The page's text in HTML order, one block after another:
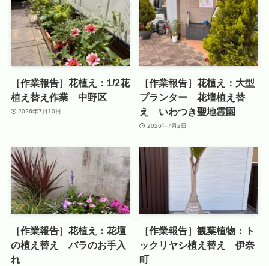
［作業報告］花植え：1/2花
植え替え作業 中野区
2026年7月10日
［作業報告］花植え：大型
プランター 花壇植え替
え いわつき聖地霊園
2026年7月2日
［作業報告］花植え：花壇
の植え替え バラのお手入
れ
［作業報告］観葉植物：ト
ックリヤシ植え替え 伊奈
町